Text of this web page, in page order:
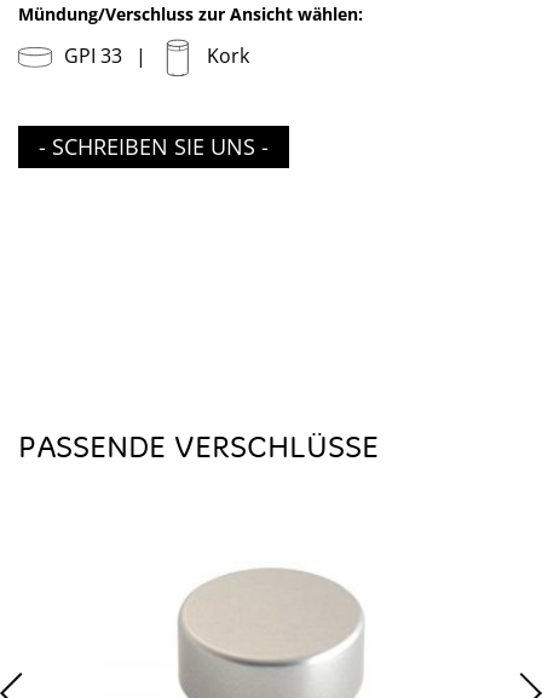
Mündung/Verschluss zur Ansicht wählen:
GPI 33 Kork
- SCHREIBEN SIE UNS -
PASSENDE VERSCHLÜSSE